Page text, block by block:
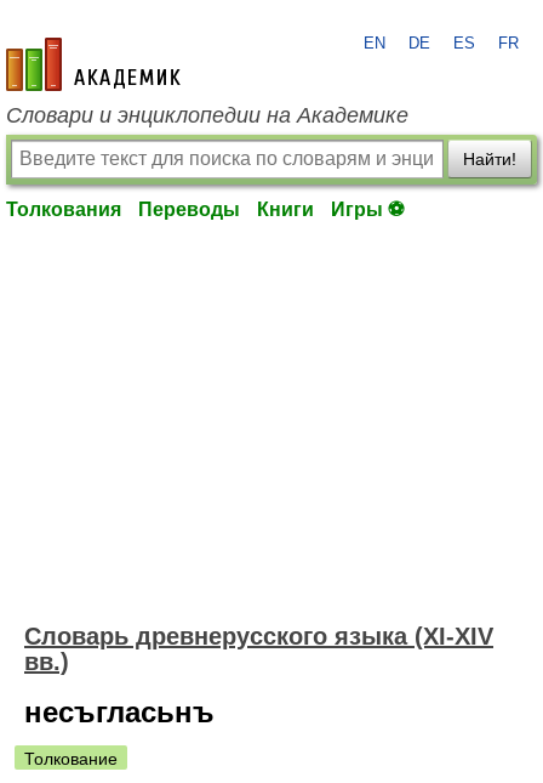
academic.ru
EN DE ES FR
Словари и энциклопедии на Академике
Найти!
Толкования Переводы Книги Игры ⚽
Словарь древнерусского языка (XI-XIV
вв.)
несъгласьнъ
Толкование